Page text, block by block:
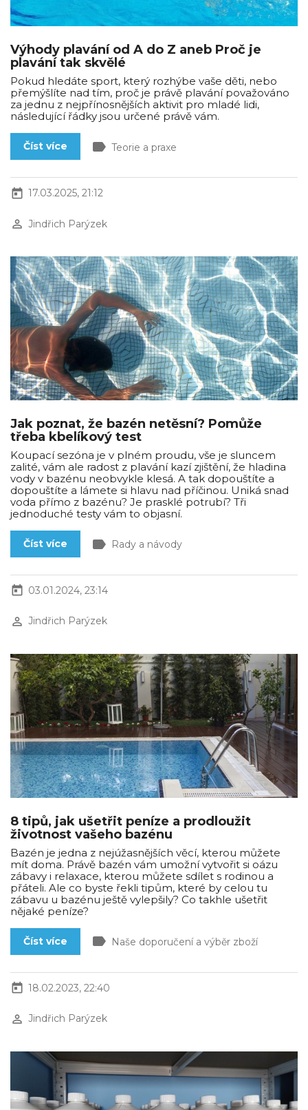
Výhody plavání od A do Z aneb Proč je
plavání tak skvělé
Pokud hledáte sport, který rozhýbe vaše děti, nebo
přemýšlíte nad tím, proč je právě plavání považováno
za jednu z nejpřínosnějších aktivit pro mladé lidi,
následující řádky jsou určené právě vám.
Číst více label Teorie a praxe
today 17.03.2025, 21:12
perm_identity Jindřich Parýzek
Jak poznat, že bazén netěsní? Pomůže
třeba kbelíkový test
Koupací sezóna je v plném proudu, vše je sluncem
zalité, vám ale radost z plavání kazí zjištění, že hladina
vody v bazénu neobvykle klesá. A tak dopouštíte a
dopouštíte a lámete si hlavu nad příčinou. Uniká snad
voda přímo z bazénu? Je prasklé potrubí? Tři
jednoduché testy vám to objasní.
Číst více label Rady a návody
today 03.01.2024, 23:14
perm_identity Jindřich Parýzek
8 tipů, jak ušetřit peníze a prodloužit
životnost vašeho bazénu
Bazén je jedna z nejúžasnějších věcí, kterou můžete
mít doma. Právě bazén vám umožní vytvořit si oázu
zábavy i relaxace, kterou můžete sdílet s rodinou a
přáteli. Ale co byste řekli tipům, které by celou tu
zábavu u bazénu ještě vylepšily? Co takhle ušetřit
nějaké peníze?
Číst více label Naše doporučení a výběr zboží
today 18.02.2023, 22:40
perm_identity Jindřich Parýzek